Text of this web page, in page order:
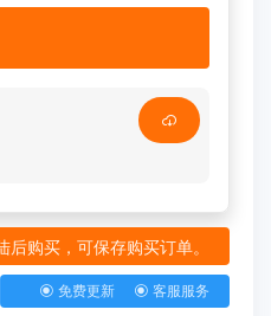
购买，可保存购买订单。
免费更新 客服服务